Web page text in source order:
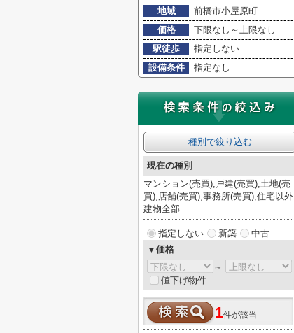
地域
前橋市小屋原町
価格
下限なし～上限なし
駅徒歩
指定しない
設備条件
指定なし
種別で絞り込む
現在の種別
マンション(売買),戸建(売買),土地(売
買),店舗(売買),事務所(売買),住宅以外
建物全部
指定しない 新築
中古
▼価格
～
値下げ物件
1件が該当